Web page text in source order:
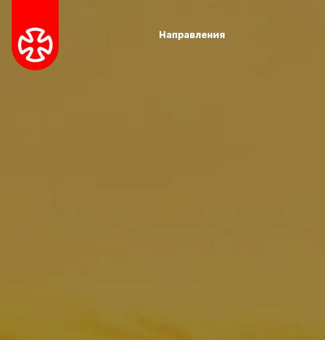
Направления